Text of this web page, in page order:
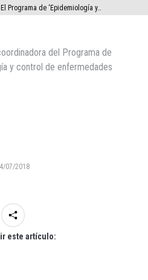
El Programa de ‘Epidemiología y…
del Programa de
y control de enfermedades
07/2018
este artículo: